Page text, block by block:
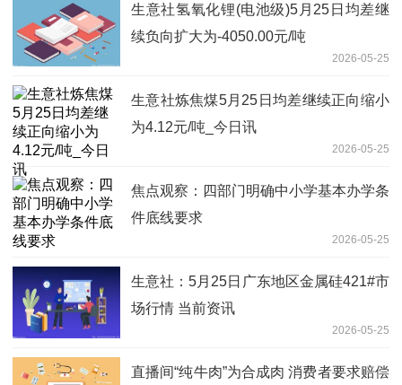
生意社氢氧化锂(电池级)5月25日均差继
续负向扩大为-4050.00元/吨
2026-05-25
生意社炼焦煤5月25日均差继续正向缩小
为4.12元/吨_今日讯
2026-05-25
焦点观察：四部门明确中小学基本办学条
件底线要求
2026-05-25
生意社：5月25日广东地区金属硅421#市
场行情 当前资讯
2026-05-25
直播间“纯牛肉”为合成肉 消费者要求赔偿